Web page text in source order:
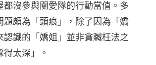
沒參與關愛隊的行動當值。多
頗為「頭痕」，除了因為「嬌
識的「嬌姐」並非貪贓枉法之
太深」。